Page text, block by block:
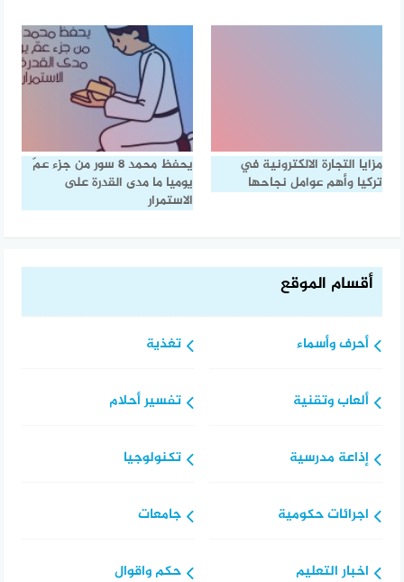
مزايا التجارة الالكترونية في
تركيا وأهم عوامل نجاحها
يحفظ محمد ٨ سور من جزء عمّ
يوميا ما مدى القدرة على
الاستمرار
أقسام الموقع
أحرف وأسماء
ألعاب وتقنية
إذاعة مدرسية
اجرائات حكومية
اخبار التعليم
تغذية
تفسير أحلام
تكنولوجيا
جامعات
حكم واقوال